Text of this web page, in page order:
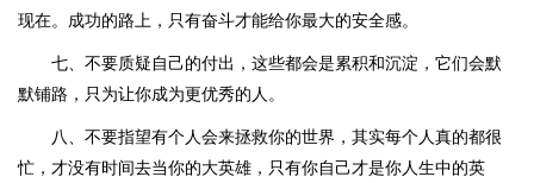
现在。成功的路上，只有奋斗才能给你最大的安全感。
七、不要质疑自己的付出，这些都会是累积和沉淀，它们会默
默铺路，只为让你成为更优秀的人。
八、不要指望有个人会来拯救你的世界，其实每个人真的都很
忙，才没有时间去当你的大英雄，只有你自己才是你人生中的英